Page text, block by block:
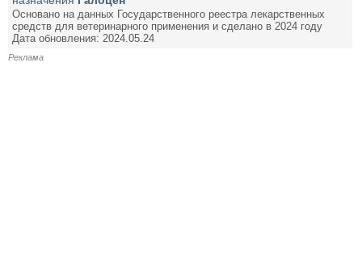
Основано на данных Государственного реестра лекарственных
средств для ветеринарного применения и сделано в 2024 году
Дата обновления: 2024.05.24
Реклама